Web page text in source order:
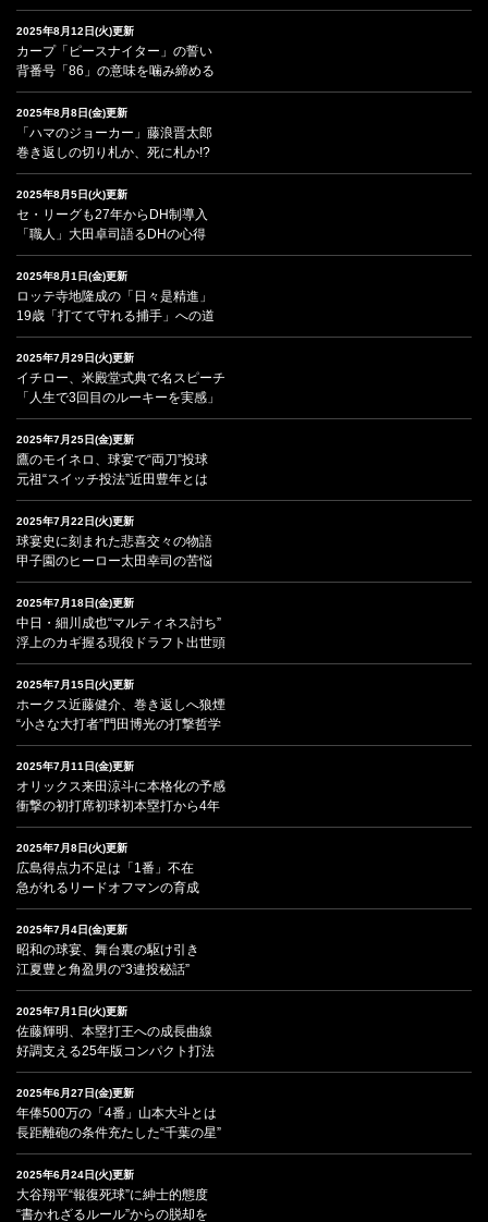
2025年8月12日(火)更新
カープ「ピースナイター」の誓い
背番号「86」の意味を噛み締める
2025年8月8日(金)更新
「ハマのジョーカー」藤浪晋太郎
巻き返しの切り札か、死に札か!?
2025年8月5日(火)更新
セ・リーグも27年からDH制導入
「職人」大田卓司語るDHの心得
2025年8月1日(金)更新
ロッテ寺地隆成の「日々是精進」
19歳「打てて守れる捕手」への道
2025年7月29日(火)更新
イチロー、米殿堂式典で名スピーチ
「人生で3回目のルーキーを実感」
2025年7月25日(金)更新
鷹のモイネロ、球宴で“両刀”投球
元祖“スイッチ投法”近田豊年とは
2025年7月22日(火)更新
球宴史に刻まれた悲喜交々の物語
甲子園のヒーロー太田幸司の苦悩
2025年7月18日(金)更新
中日・細川成也“マルティネス討ち”
浮上のカギ握る現役ドラフト出世頭
2025年7月15日(火)更新
ホークス近藤健介、巻き返しへ狼煙
“小さな大打者”門田博光の打撃哲学
2025年7月11日(金)更新
オリックス来田涼斗に本格化の予感
衝撃の初打席初球初本塁打から4年
2025年7月8日(火)更新
広島得点力不足は「1番」不在
急がれるリードオフマンの育成
2025年7月4日(金)更新
昭和の球宴、舞台裏の駆け引き
江夏豊と角盈男の“3連投秘話”
2025年7月1日(火)更新
佐藤輝明、本塁打王への成長曲線
好調支える25年版コンパクト打法
2025年6月27日(金)更新
年俸500万の「4番」山本大斗とは
長距離砲の条件充たした“千葉の星”
2025年6月24日(火)更新
大谷翔平“報復死球”に紳士的態度
“書かれざるルール”からの脱却を